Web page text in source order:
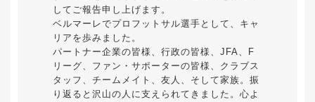
してご報告申し上げます。
ベルマーレでプロフットサル選手として、キャ
リアを歩みました。
パートナー企業の皆様、行政の皆様、JFA、F
リーグ、ファン・サポーターの皆様、クラブス
タッフ、チームメイト、友人、そして家族。振
り返ると沢山の人に支えられてきました。心よ